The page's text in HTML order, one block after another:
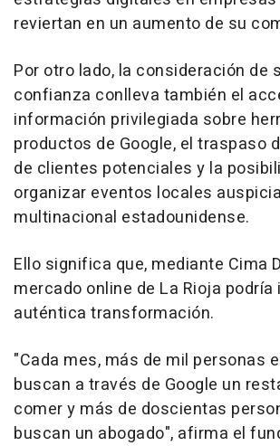
reviertan en un aumento de su
Por otro lado, la consideración de
confianza conlleva también el
información privilegiada sobre
productos de Google, el traspaso
de clientes potenciales y la
organizar eventos locales
multinacional estadounidense.
Ello significa que, mediante Cima
mercado online de La Rioja podría
auténtica transformación.
"Cada mes, más de mil personas
buscan a través de Google un
comer y más de doscientas
buscan un abogado", afirma el